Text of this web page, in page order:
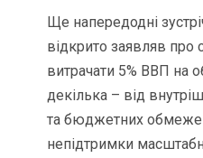
Ще напередодні
відкрито заявляв
витрачати 5% ВВП на
декілька – від
та бюджетних
непідтримки